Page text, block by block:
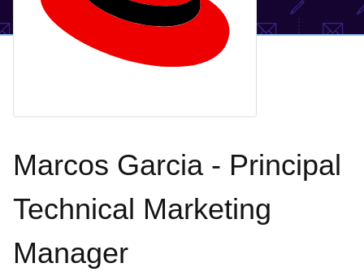
Marcos Garcia - Principal
Technical Marketing
Manager